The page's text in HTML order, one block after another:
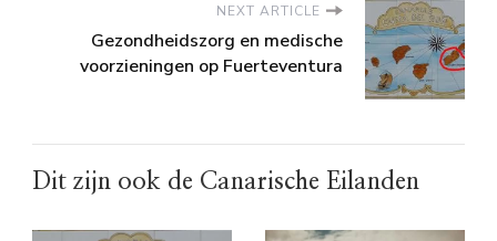
NEXT ARTICLE
Gezondheidszorg en medische
voorzieningen op Fuerteventura
Dit zijn ook de Canarische Eilanden